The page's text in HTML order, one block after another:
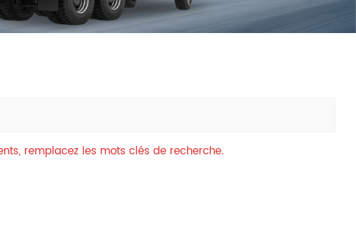
remplacez les mots clés de recherche.